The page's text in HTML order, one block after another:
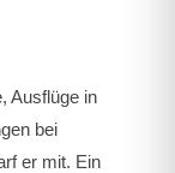
Ausflüge in
bei
er mit. Ein